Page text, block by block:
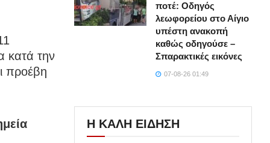
κατά την
προέβη
ποτέ: Οδηγός
λεωφορείου στο Αίγιο
υπέστη ανακοπή
καθώς οδηγούσε –
Σπαρακτικές εικόνες
07-08-26 01:49
Η ΚΑΛΗ ΕΙΔΗΣΗ